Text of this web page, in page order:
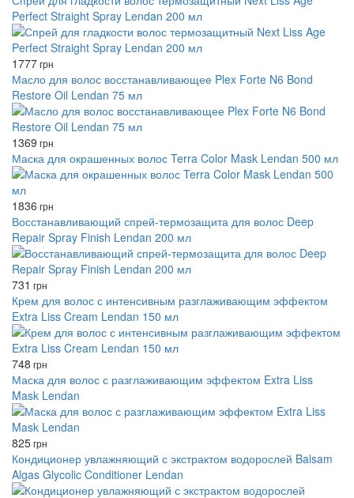
Perfect Straight Spray Lendan 200 мл
1777грн
Масло для волос восстанавливающее Plex Forte N6 Bond
Restore Oil Lendan 75 мл
1369 грн
Маска для окрашенных волос Terra Color Mask Lendan 500 мл
1836 грн
Восстанавливающий спрей-термозащита для волос Deep
Repair Spray Finish Lendan 200 мл
731 грн
Крем для волос с интенсивным разглаживающим эффектом
Extra Liss Cream Lendan 150 мл
748 грн
Маска для волос с разглаживающим эффектом Extra Liss
Mask Lendan
825грн
Кондиционер увлажняющий с экстрактом водорослей Balsam
Algas Glycolic Conditioner Lendan